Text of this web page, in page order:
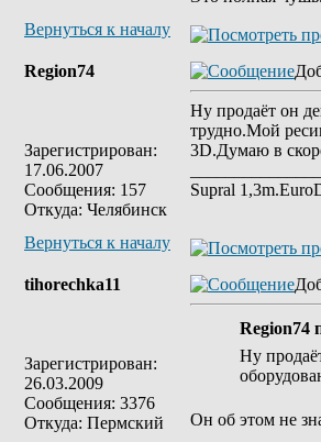
Вернуться к началу
Region74
Зарегистрирован:
17.06.2007
Сообщения: 157
Откуда: Челябинск
Ну продаёт он
трудно.Мой
3D.Думаю в
Supral
Вернуться к началу
tihorechka11
Зарегистрирован:
26.03.2009
Сообщения: 3376
Откуда: Пермский
Region74
Ну
Он об этом не